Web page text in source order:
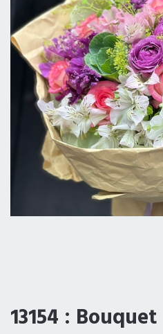
13154 : Bouquet